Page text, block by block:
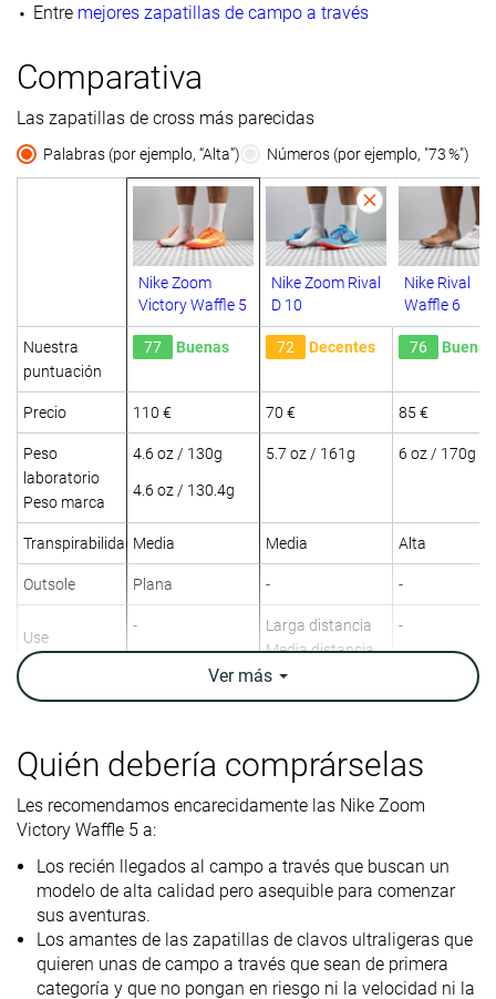
Entre mejores zapatillas de campo a través
Comparativa
Las zapatillas de cross más parecidas
Palabras (por ejemplo, “Alta”) Números (por ejemplo, "73 %")
Nike Zoom
Victory Waffle 5
Nike Zoom Rival
D 10
Nike Rival
Waffle 6
Nuestra
puntuación
77 Buenas 72 Decentes 76 Buenas
Precio 110 € 70 € 85 €
Peso
laboratorio
Peso marca
4.6 oz / 130g
4.6 oz / 130.4g
5.7 oz / 161g 6 oz / 170g
Transpirabilidad Media Media Alta
Outsole Plana - -
Use
-
Larga distancia
Media distancia
-
Anchura /
ajuste
Estrecha Ancha Media
parte
delantera
Drop
laboratorio
1.6 mm 4.1 mm 2.8 mm
Ver más
Quién debería comprárselas
Les recomendamos encarecidamente las Nike Zoom
Victory Waffle 5 a:
Los recién llegados al campo a través que buscan un
modelo de alta calidad pero asequible para comenzar
sus aventuras.
Los amantes de las zapatillas de clavos ultraligeras que
quieren unas de campo a través que sean de primera
categoría y que no pongan en riesgo ni la velocidad ni la